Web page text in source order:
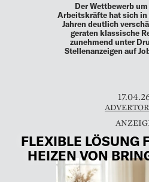
Der Wettbewerb
Arbeitskräfte hat sich in
Jahren deutlich
geraten klassische
zunehmend unter
Stellenanzeigen auf
FLEXIBLE LÖSUNG
HEIZEN VON